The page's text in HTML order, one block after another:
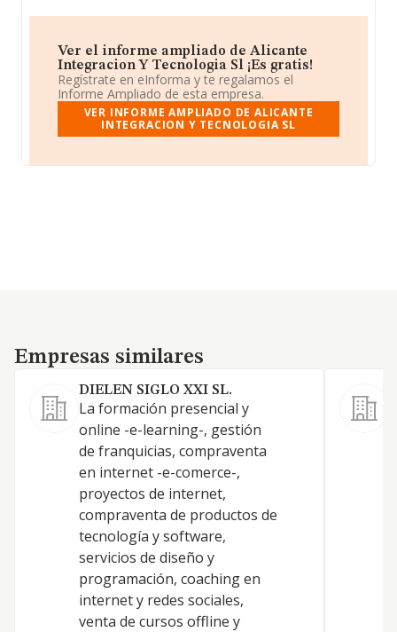
Ver el informe ampliado de Alicante
Integracion Y Tecnologia Sl ¡Es gratis!
Regístrate en eInforma y te regalamos el
Informe Ampliado de esta empresa.
VER INFORME AMPLIADO DE ALICANTE
INTEGRACION Y TECNOLOGIA SL
Empresas similares
Empresas similares
DIELEN SIGLO XXI SL.
La formación presencial y
online -e-learning-, gestión
de franquicias, compraventa
en internet -e-comerce-,
proyectos de internet,
compraventa de productos de
tecnología y software,
servicios de diseño y
programación, coaching en
internet y redes sociales,
venta de cursos offline y